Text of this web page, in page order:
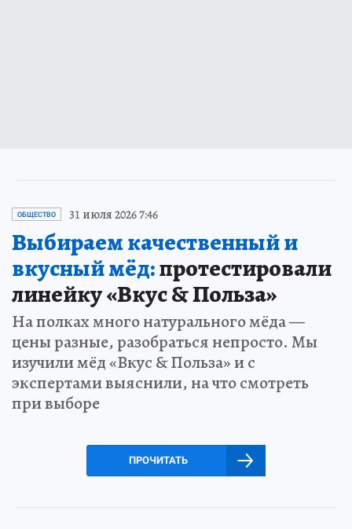
ОБЩЕСТВО 31 июля 2026 7:46
Выбираем качественный и
вкусный мёд:протестировали
линейку «Вкус & Польза»
На полках много натурального мёда —
цены разные, разобраться непросто. Мы
изучили мёд «Вкус & Польза» и с
экспертами выяснили, на что смотреть
при выборе
ПРОЧИТАТЬ